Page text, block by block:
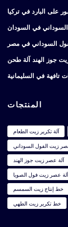
على البارد في تركيا
في السودان
السوداني في مصر
تافهة في السليمانية
المنتجات
آلة تكرير زيت الطعام
زيت الفول السوداني
آلة عصر زيت جوز الهند
آلة عصر زيت فول الصويا
خط إنتاج زيت السمسم
خط تكرير زيت الطهي